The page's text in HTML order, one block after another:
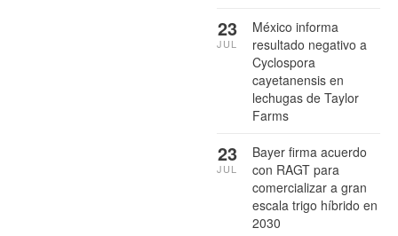
México informa
resultado negativo a
Cyclospora
cayetanensis en
lechugas de Taylor
Farms
23
JUL
Bayer firma acuerdo
con RAGT para
comercializar a gran
escala trigo híbrido en
2030
23
JUL